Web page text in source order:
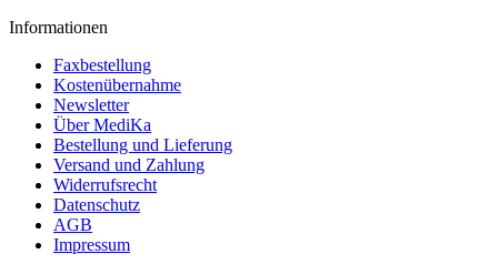
Informationen
Faxbestellung
Kostenübernahme
Newsletter
Über MediKa
Bestellung und Lieferung
Versand und Zahlung
Widerrufsrecht
Datenschutz
AGB
Impressum